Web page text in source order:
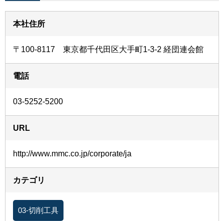
本社住所
〒100-8117 東京都千代田区大手町1-3-2 経団連会館
電話
03-5252-5200
URL
http://www.mmc.co.jp/corporate/ja
カテゴリ
03-切削工具